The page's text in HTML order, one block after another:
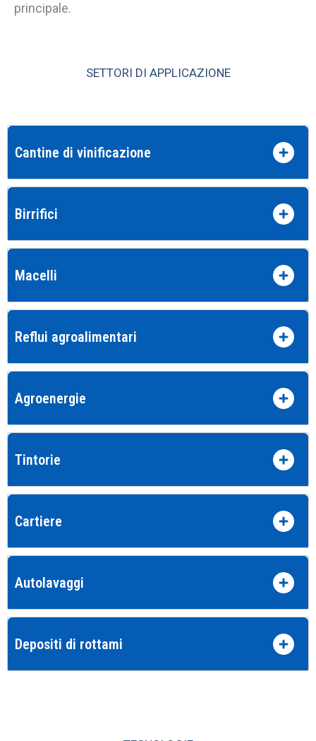
principale.
SETTORI DI APPLICAZIONE
Cantine di vinificazione
Birrifici
Macelli
Reflui agroalimentari
Agroenergie
Tintorie
Cartiere
Autolavaggi
Depositi di rottami